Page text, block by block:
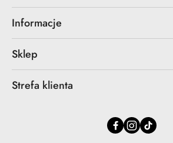
Informacje
Sklep
Strefa klienta